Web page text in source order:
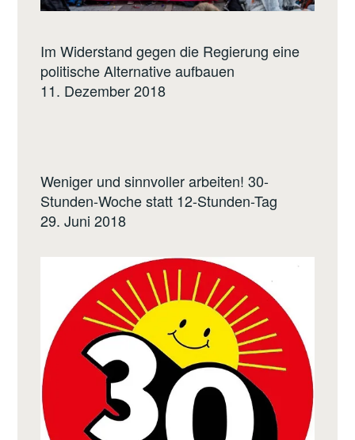
Im Widerstand gegen die Regierung eine
politische Alternative aufbauen
11. Dezember 2018
Weniger und sinnvoller arbeiten! 30-
Stunden-Woche statt 12-Stunden-Tag
29. Juni 2018